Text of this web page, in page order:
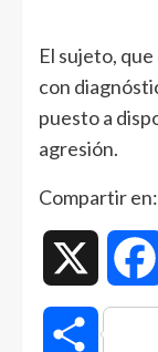
El sujeto,
con
puesto a
agresión.
Compartir en: